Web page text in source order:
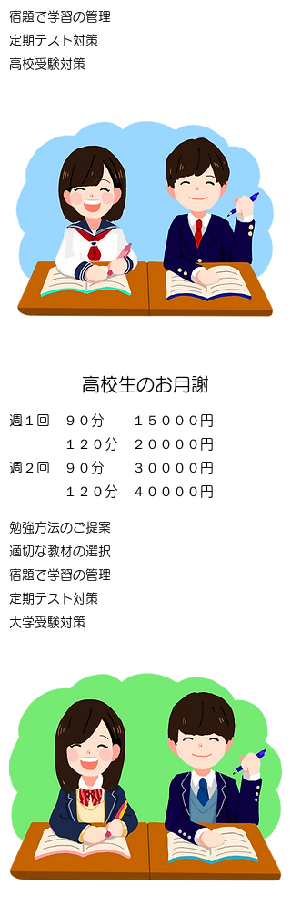
宿題で学習の管理
定期テスト対策
​高校受験対策
高校生のお月謝
週１回 ９０分 １５０００円
１２ ０分 ２００００円
週２回 ９０分 ３００００円
１２ ０分 ４００００円
勉強方法のご提案
適切な教材の選択
宿題で学習の管理
定期テスト対策
​大学受験対策